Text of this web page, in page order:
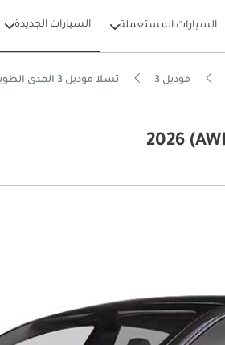
السيارات المستعملة السيارات الجديدة
موديل 3 تسلا موديل 3 المدى الطويل (AWD)